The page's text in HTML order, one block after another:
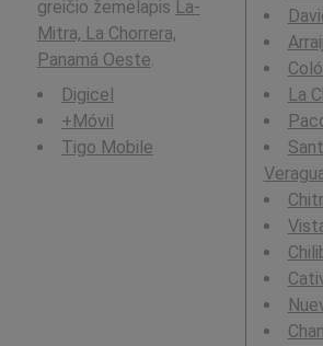
greičio žemėlapis La-
Mitra, La Chorrera,
Panamá Oeste
Digicel
+Móvil
Tigo Mobile
La